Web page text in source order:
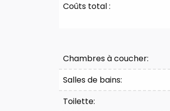
Coûts total :
Division
Chambres à coucher:
Salles de bains:
Toilette: